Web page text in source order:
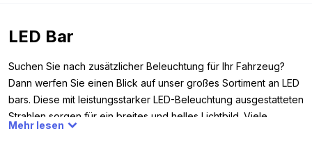
LED Bar
Suchen Sie nach zusätzlicher Beleuchtung für Ihr Fahrzeug?
Dann werfen Sie einen Blick auf unser großes Sortiment an LED
bars. Diese mit leistungsstarker LED-Beleuchtung ausgestatteten
Strahlen sorgen für ein breites und helles Lichtbild. Viele
unserer LED bars verfügen außerdem über ein zweifarbiges
Mehr lesen